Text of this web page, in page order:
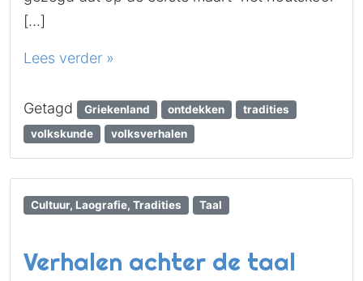
[…]
Lees verder »
Getagd Griekenland ontdekken
tradities
volkskunde
volksverhalen
Cultuur, Laografie, Tradities Taal
Verhalen achter de taal